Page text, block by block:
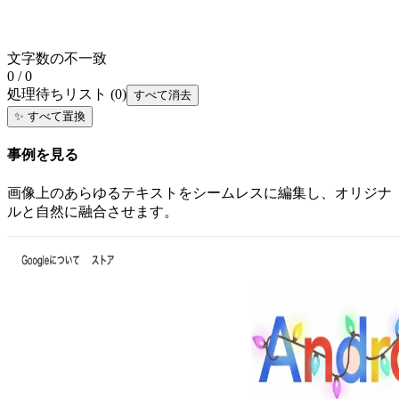
文字数の不一致
0 / 0
処理待ちリスト (0) すべて消去
✨ すべて置換
事例を見る
画像上のあらゆるテキストをシームレスに編集し、オリジナ
ルと自然に融合させます。